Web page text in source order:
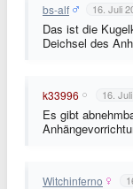
bs-alf 16. Juli
Das ist die
Deichsel des
k33996 16.
Es gibt
Witchinferno